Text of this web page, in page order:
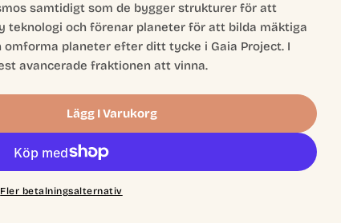
samtidigt som de bygger strukturer för att
teknologi och förenar planeter för att bilda mäktiga
planeter efter ditt tycke i Gaia Project. I
avancerade fraktionen att vinna.
Project
Lägg I Varukorg
Fler betalningsalternativ